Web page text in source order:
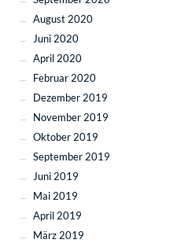
August 2020
Juni 2020
April 2020
Februar 2020
Dezember 2019
November 2019
Oktober 2019
September 2019
Juni 2019
Mai 2019
April 2019
März 2019